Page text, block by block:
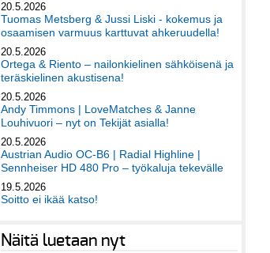
20.5.2026
Tuomas Metsberg & Jussi Liski - kokemus ja
osaamisen varmuus karttuvat ahkeruudella!
20.5.2026
Ortega & Riento – nailonkielinen sähköisenä ja
teräskielinen akustisena!
20.5.2026
Andy Timmons | LoveMatches & Janne
Louhivuori – nyt on Tekijät asialla!
20.5.2026
Austrian Audio OC-B6 | Radial Highline |
Sennheiser HD 480 Pro – työkaluja tekevälle
19.5.2026
Soitto ei ikää katso!
Näitä luetaan nyt